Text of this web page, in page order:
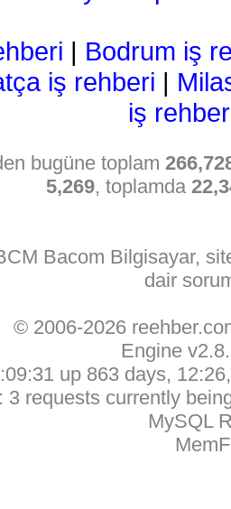
| Bodrum iş
iş rehberi |
iş
bugüne toplam
5,269, toplamda
Bacom Bilgisayar,
dair
© 2006-2026
Engine
up 863 days,
3 requests currently
MySQL